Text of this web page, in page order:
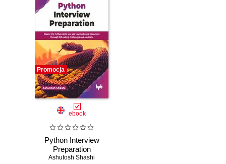
Promocja
ebook
Python Interview
Preparation
Ashutosh Shashi